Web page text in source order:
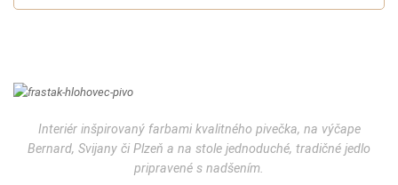
Interiér inšpirovaný farbami kvalitného pivečka, na výčape
Bernard, Svijany či Plzeň a na stole jednoduché, tradičné jedlo
pripravené s nadšením.